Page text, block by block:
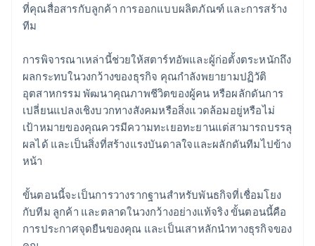
ที่คุณสื่อสารกับลูกค้า การออกแบบผลิตภัณฑ์ และการสร้าง
ทีม
การพิจารณาเหล่านี้ช่วยให้สตาร์ทอัพและผู้ก่อตั้งตระหนักถึง
ผลกระทบในวงกว้างของธุรกิจ คุณกำลังพยายามปฏิวัติ
อุตสาหกรรม พัฒนาคุณภาพชีวิตของผู้คน หรือผลักดันการ
เปลี่ยนแปลงเชิงบวกทางสังคมหรือสิ่งแวดล้อมอยู่หรือไม่
เป้าหมายของคุณควรมีความทะเยอทะยานแต่สามารถบรรลุ
ผลได้ และเป็นสิ่งที่สร้างแรงบันดาลใจและผลักดันทีมไปข้าง
หน้า
ขั้นตอนนี้จะเป็นการวางรากฐานสำหรับพันธกิจที่เชื่อมโยง
กับทีม ลูกค้า และตลาดในวงกว้างอย่างแท้จริง ขั้นตอนนี้คือ
การประกาศจุดยืนของคุณ และเป็นเสาหลักนำทางธุรกิจของ